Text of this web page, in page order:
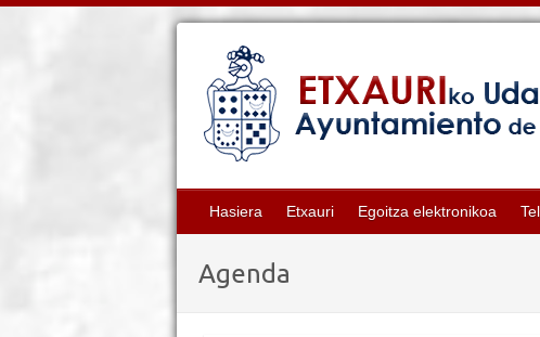
Hasiera Etxauri Egoitza elektronikoa
Agenda